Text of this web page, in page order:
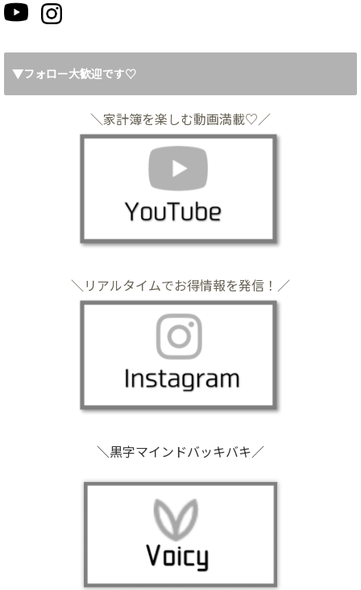
▼フォロー大歓迎です♡
＼家計簿を楽しむ動画満載♡／
＼リアルタイムでお得情報を発信！／
＼黒字マインドバッキバキ／